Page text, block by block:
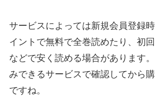
サービスによっては新規会員登録
イントで無料で全巻読めたり、初
などで安く読める場合があります
みできるサービスで確認してから
ですね。